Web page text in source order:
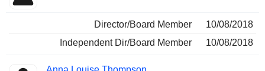
Director/Board Member
10/08/2018
Independent Dir/Board Member
10/08/2018